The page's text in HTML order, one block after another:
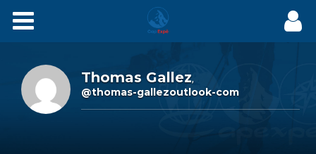
Récits
Videos
Thomas Gallez,
@thomas-gallezoutlook-com